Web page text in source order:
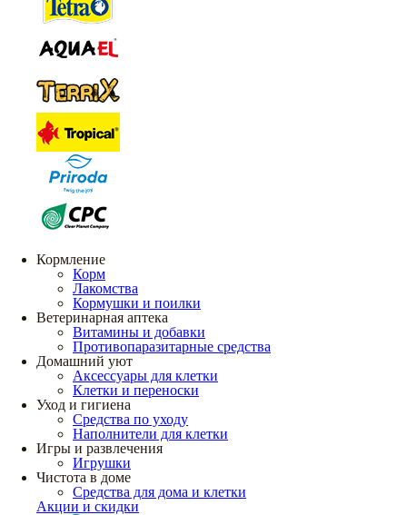
Кормление
Корм
Лакомства
Кормушки и поилки
Ветеринарная аптека
Витамины и добавки
Противопаразитарные средства
Домашний уют
Аксессуары для клетки
Клетки и переноски
Уход и гигиена
Средства по уходу
Наполнители для клетки
Игры и развлечения
Игрушки
Чистота в доме
Средства для дома и клетки
Акции и скидки